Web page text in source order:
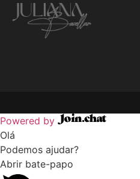
Powered by
Olá
Podemos ajudar?
Abrir bate-papo